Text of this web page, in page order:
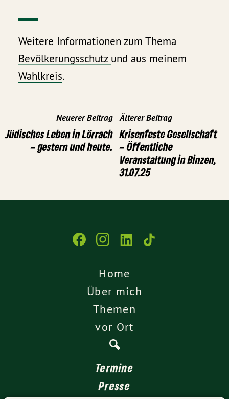
Weitere Informationen zum Thema
Bevölkerungsschutz und aus meinem
Wahlkreis.
Neuerer Beitrag
Jüdisches Leben in Lörrach
– gestern und heute.
Älterer Beitrag
Krisenfeste Gesellschaft
– Öffentliche
Veranstaltung in Binzen,
31.07.25
Home
Über mich
Themen
vor Ort
Termine
Presse